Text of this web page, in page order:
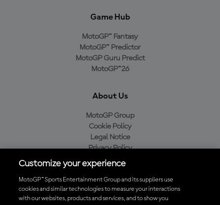
Game Hub
MotoGP™ Fantasy
MotoGP™ Predictor
MotoGP Guru Predict
MotoGP™26
About Us
MotoGP Group
Cookie Policy
Legal Notice
Privacy Policy
Purchase Policy
Baixe o aplicativo oficial da MotoGP™
Customize your experience
MotoGP™ Sports Entertainment Group and its suppliers use
cookies and similar technologies to measure your interactions
with our websites, products and services, and to show you